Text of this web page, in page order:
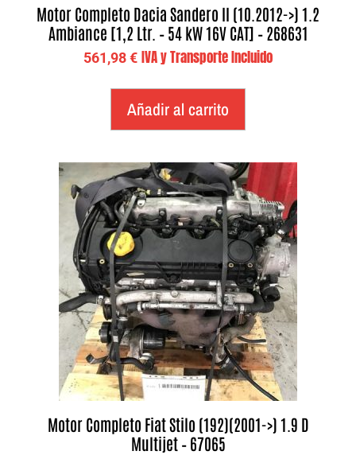
Motor Completo Dacia Sandero II (10.2012->) 1.2
Ambiance [1,2 Ltr. – 54 kW 16V CAT] – 268631
561,98€ IVA y Transporte Incluido
Añadir al carrito
Motor Completo Fiat Stilo (192)(2001->) 1.9 D
Multijet – 67065